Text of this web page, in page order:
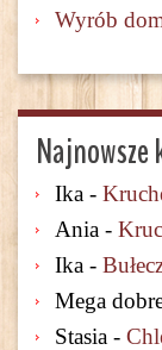
Wyrób
Ika -
Ania -
Ika -
Mega
Stasia -